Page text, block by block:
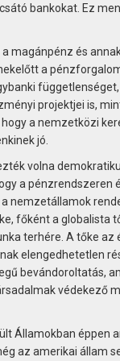
bankokat. Ez
magánpénz és
a
projektjei is,
a nemzetközi
jó.
volna
a pénzrendszeren
nemzetállamok
főként a globalista
terhére. A tőke az
elengedhetetlen
bevándoroltatás,
védekező
Államokban éppen
az amerikai állam